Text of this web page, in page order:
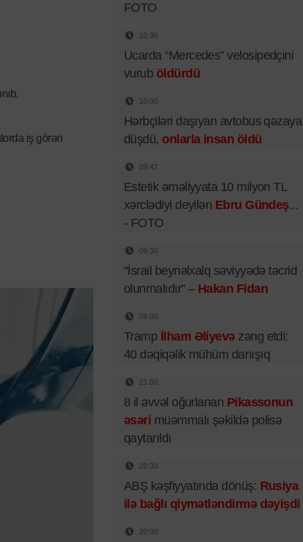
iş görən
FOTO
10:30
Ucarda “Mercedes” velosipedçini
vurub öldürdü
10:00
Hərbçiləri daşıyan avtobus qəzaya
düşdü, onlarla insan öldü
09:42
Estetik əməliyyata 10 milyon TL
xərclədiyi deyilən Ebru Gündeş...
- FOTO
09:30
"İsrail beynəlxalq səviyyədə təcrid
olunmalıdır” – Hakan Fidan
09:00
Tramp İlham Əliyevəzəng etdi:
40 dəqiqəlik mühüm danışıq
21:00
8 il əvvəl oğurlanan Pikassonun
əsəri müəmmalı şəkildə polisə
qaytarıldı
20:30
ABŞ kəşfiyyatında dönüş: Rusiya
ilə bağlı qiymətləndirmə dəyişdi
20:00